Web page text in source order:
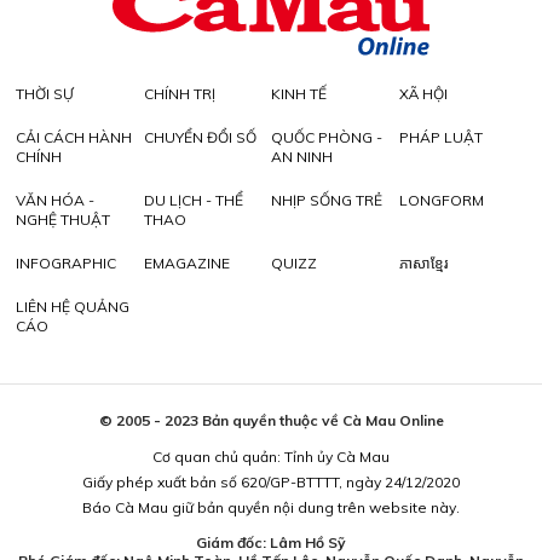
THỜI SỰ CHÍNH TRỊ KINH TẾ XÃ HỘI
CẢI CÁCH HÀNH
CHÍNH
CHUYỂN ĐỔI SỐ
QUỐC PHÒNG -
AN NINH
PHÁP LUẬT
VĂN HÓA -
NGHỆ THUẬT
DU LỊCH - THỂ
THAO
NHỊP SỐNG TRẺ LONGFORM
INFOGRAPHIC EMAGAZINE QUIZZ ភាសាខ្មែរ
LIÊN HỆ QUẢNG
CÁO
© 2005 - 2023 Bản quyền thuộc về Cà Mau Online
Cơ quan chủ quản: Tỉnh ủy Cà Mau
Giấy phép xuất bản số 620/GP-BTTTT, ngày 24/12/2020
Báo Cà Mau giữ bản quyền nội dung trên website này.
Giám đốc: Lâm Hồ Sỹ